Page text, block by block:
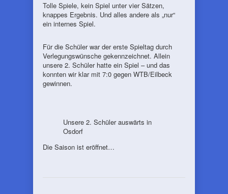
Tolle Spiele, kein Spiel unter vier Sätzen,
knappes Ergebnis. Und alles andere als „nur“
ein internes Spiel.
Für die Schüler war der erste Spieltag durch
Verlegungswünsche gekennzeichnet. Allein
unsere 2. Schüler hatte ein Spiel – und das
konnten wir klar mit 7:0 gegen WTB/Eilbeck
gewinnen.
Unsere 2. Schüler auswärts in
Osdorf
Die Saison ist eröffnet…